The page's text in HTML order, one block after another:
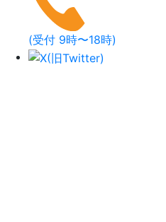
(受付 9時〜18時)